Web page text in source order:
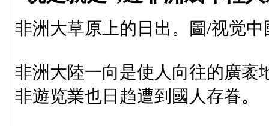
非洲大草原上的日出。圖/视觉中
非洲大陸一向是使人向往的廣袤
非遊览業也日趋遭到國人存眷。